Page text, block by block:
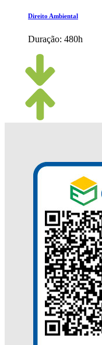
Direito Ambiental
Duração: 480h